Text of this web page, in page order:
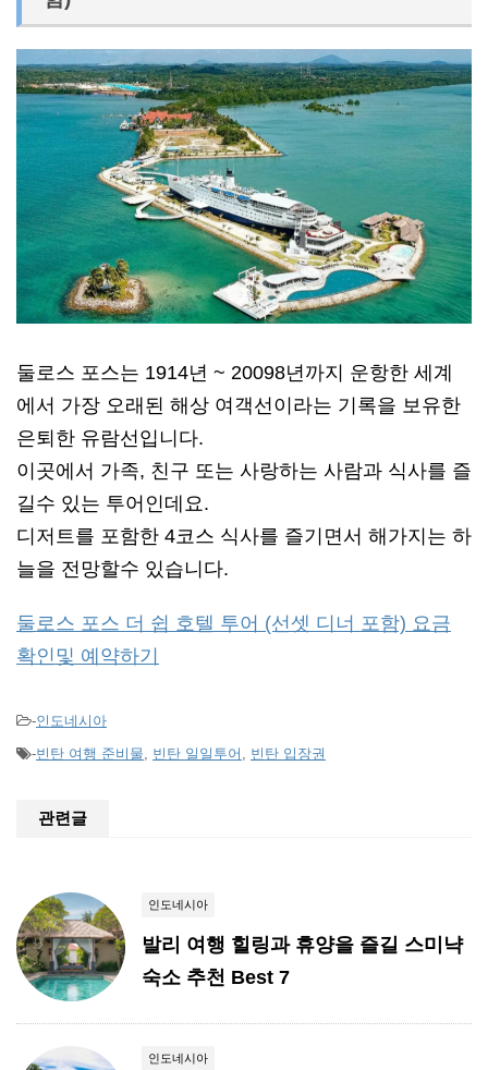
둘로스 포스는 1914년 ~ 20098년까지 운항한 세계
에서 가장 오래된 해상 여객선이라는 기록을 보유한
은퇴한 유람선입니다.
이곳에서 가족, 친구 또는 사랑하는 사람과 식사를 즐
길수 있는 투어인데요.
디저트를 포함한 4코스 식사를 즐기면서 해가지는 하
늘을 전망할수 있습니다.
둘로스 포스 더 쉽 호텔 투어 (선셋 디너 포함) 요금
확인및 예약하기
-인도네시아
-빈탄 여행 준비물 빈탄 일일투어 빈탄 입장권
관련글
인도네시아
발리 여행 힐링과 휴양을 즐길 스미냑
숙소 추천 Best 7
인도네시아